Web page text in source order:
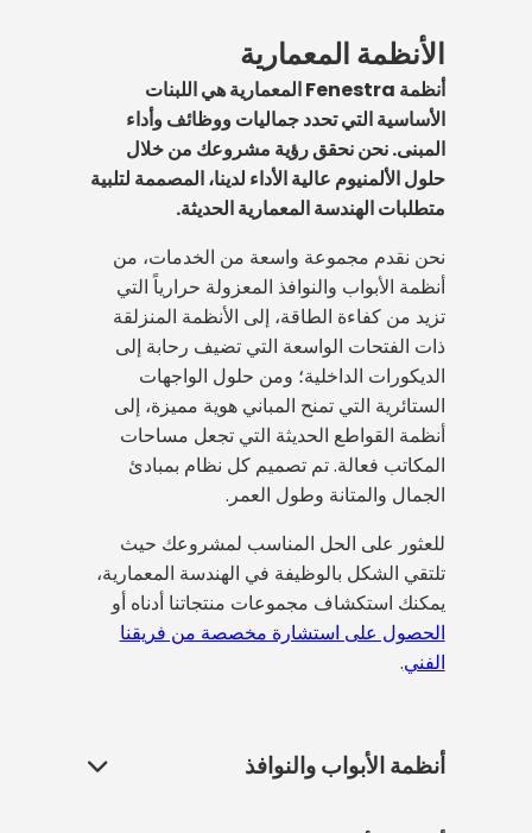
الأنظمة المعمارية
أنظمة Fenestra المعمارية هي اللبنات
الأساسية التي تحدد جماليات ووظائف وأداء
المبنى. نحن نحقق رؤية مشروعك من خلال
حلول الألمنيوم عالية الأداء لدينا، المصممة لتلبية
متطلبات الهندسة المعمارية الحديثة.
نحن نقدم مجموعة واسعة من الخدمات، من
أنظمة الأبواب والنوافذ المعزولة حرارياً التي
تزيد من كفاءة الطاقة، إلى الأنظمة المنزلقة
ذات الفتحات الواسعة التي تضيف رحابة إلى
الديكورات الداخلية؛ ومن حلول الواجهات
الستائرية التي تمنح المباني هوية مميزة، إلى
أنظمة القواطع الحديثة التي تجعل مساحات
المكاتب فعالة. تم تصميم كل نظام بمبادئ
الجمال والمتانة وطول العمر.
للعثور على الحل المناسب لمشروعك حيث
تلتقي الشكل بالوظيفة في الهندسة المعمارية،
يمكنك استكشاف مجموعات منتجاتنا أدناه أو
الحصول على استشارة مخصصة من فريقنا
الفني.
أنظمة الأبواب والنوافذ